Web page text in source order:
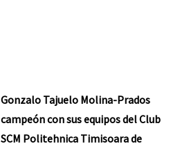
Gonzalo Tajuelo Molina-Prados
campeón con sus equipos del Club
SCM Politehnica Timisoara de